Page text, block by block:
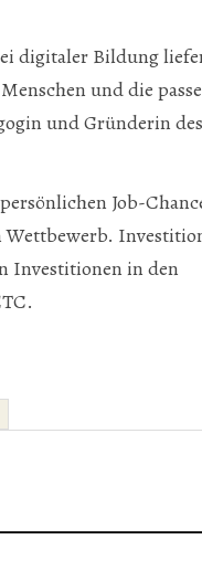
digitaler Bildung
und die
und Gründerin
Job-
Wettbewerb.
Investitionen in den
PHYSISCHE
AUSTRO